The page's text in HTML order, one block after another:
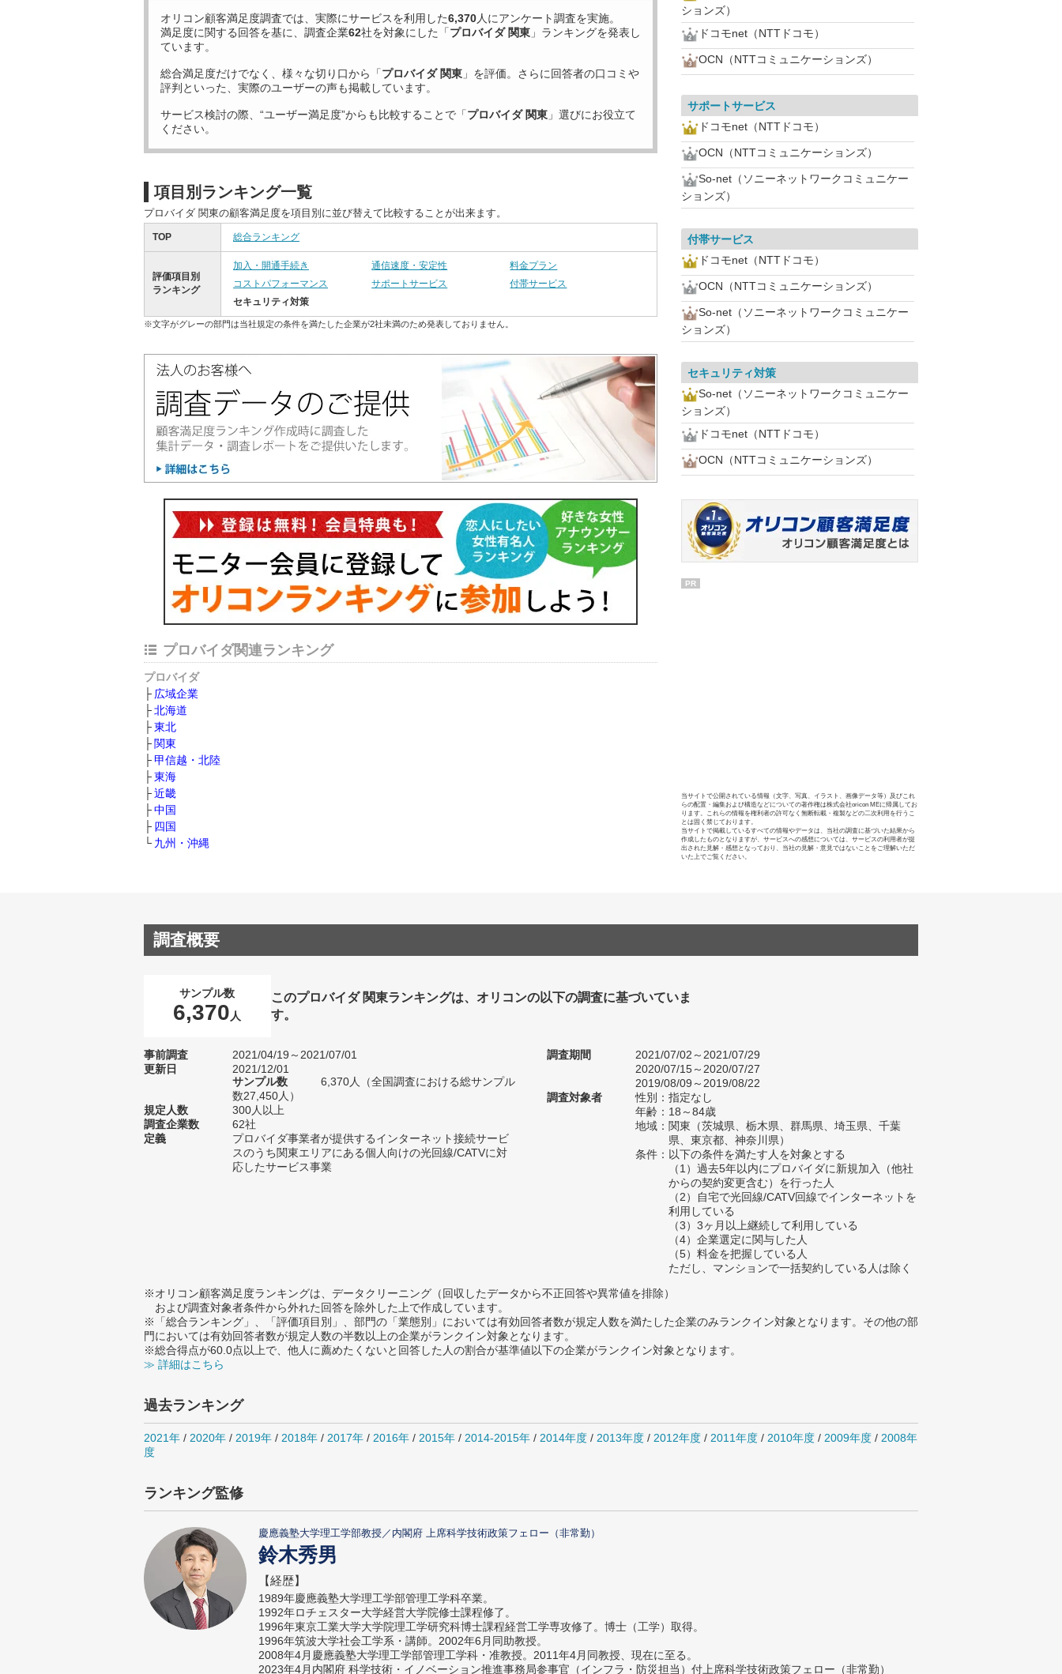
オリコン顧客満足度調査では、実際にサービスを利用した6,370人にアンケート調査を実施。
満足度に関する回答を基に、調査企業62社を対象にした「プロバイダ 関東 」ランキングを発表し
ています。
総合満足度だけでなく、様々な切り口から「プロバイダ 関東 」を評価。さらに回答者の口コミや
評判といった、実際のユーザーの声も掲載しています。
サービス検討の際、“ユーザー満足度”からも比較することで「プロバイダ 関東 」選びにお役立て
ください。
項目別ランキング一覧
プロバイダ 関東の顧客満足度を項目別に並び替えて比較することが出来ます。
TOP 総合ランキング
評価項目別
ランキング
加入・開通手続き 通信速度・安定性
料金プラン
コストパフォーマンス
サポートサービス
付帯サービス
セキュリティ対策
※文字がグレーの部門は当社規定の条件を満たした企業が2社未満のため発表しておりません。
プロバイダ関連ランキング
プロバイダ
広域企業
北海道
東北
関東
甲信越・北陸
東海
近畿
中国
四国
九州・沖縄
ションズ）
ドコモnet（NTTドコモ）
OCN（NTTコミュニケーションズ）
サポートサービス
ドコモnet（NTTドコモ）
OCN（NTTコミュニケーションズ）
So-net（ソニーネットワークコミュニケー
ションズ）
付帯サービス
ドコモnet（NTTドコモ）
OCN（NTTコミュニケーションズ）
So-net（ソニーネットワークコミュニケー
ションズ）
セキュリティ対策
So-net（ソニーネットワークコミュニケー
ションズ）
ドコモnet（NTTドコモ）
OCN（NTTコミュニケーションズ）
PR
当サイトで公開されている情報（文字、写真、イラスト、画像データ等）及びこれ
らの配置・編集および構造などについての著作権は株式会社oricon MEに帰属してお
ります。これらの情報を権利者の許可なく無断転載・複製などの二次利用を行うこ
とは固く禁じております。
当サイトで掲載しているすべての情報やデータは、当社の調査に基づいた結果から
作成したものとなりますが、サービスへの感想については、サービスの利用者が提
出された見解・感想となっており、当社の見解・意見ではないことをご理解いただ
いた上でご覧ください。
調査概要
サンプル数
6,370 人
このプロバイダ 関東ランキングは、オリコンの以下の調査に基づいていま
す。
事前調査
2021/04/19～2021/07/01
更新日
2021/12/01
サンプル数
6,370人（全国調査における総サンプル
数27,450人）
規定人数
300人以上
調査企業数
62社
定義
プロバイダ事業者が提供するインターネット接続サービ
スのうち関東エリアにある個人向けの光回線/CATVに対
応したサービス事業
調査期間
2021/07/02～2021/07/29
2020/07/15～2020/07/27
2019/08/09～2019/08/22
調査対象者
性別：指定なし
年齢：18～84歳
地域：関東（茨城県、栃木県、群馬県、埼玉県、千葉
県、東京都、神奈川県）
条件：以下の条件を満たす人を対象とする
（1）過去5年以内にプロバイダに新規加入（他社
からの契約変更含む）を行った人
（2）自宅で光回線/CATV回線でインターネットを
利用している
（3）3ヶ月以上継続して利用している
（4）企業選定に関与した人
（5）料金を把握している人
ただし、マンションで一括契約している人は除く
※オリコン顧客満足度ランキングは、データクリーニング（回収したデータから不正回答や異常値を排除）
および調査対象者条件から外れた回答を除外した上で作成しています。
※「総合ランキング」、「評価項目別」、部門の「業態別」においては有効回答者数が規定人数を満たした企業のみランクイン対象となります。その他の部
門においては有効回答者数が規定人数の半数以上の企業がランクイン対象となります。
※総合得点が60.0点以上で、他人に薦めたくないと回答した人の割合が基準値以下の企業がランクイン対象となります。
≫ 詳細はこちら
過去ランキング
2021年 / 2020年 / 2019年 / 2018年 / 2017年 / 2016年 / 2015年 / 2014-2015年 / 2014年度 / 2013年度 / 2012年度 / 2011年度 / 2010年度 / 2009年度 / 2008年
度
ランキング監修
慶應義塾大学理工学部教授／内閣府 上席科学技術政策フェロー（非常勤）
鈴木秀男
【経歴】
1989年慶應義塾大学理工学部管理工学科卒業。
1992年ロチェスター大学経営大学院修士課程修了。
1996年東京工業大学大学院理工学研究科博士課程経営工学専攻修了。博士（工学）取得。
1996年筑波大学社会工学系・講師。2002年6月同助教授。
2008年4月慶應義塾大学理工学部管理工学科・准教授。2011年4月同教授、現在に至る。
2023年4月内閣府 科学技術・イノベーション推進事務局参事官（インフラ・防災担当）付上席科学技術政策フェロー（非常勤）